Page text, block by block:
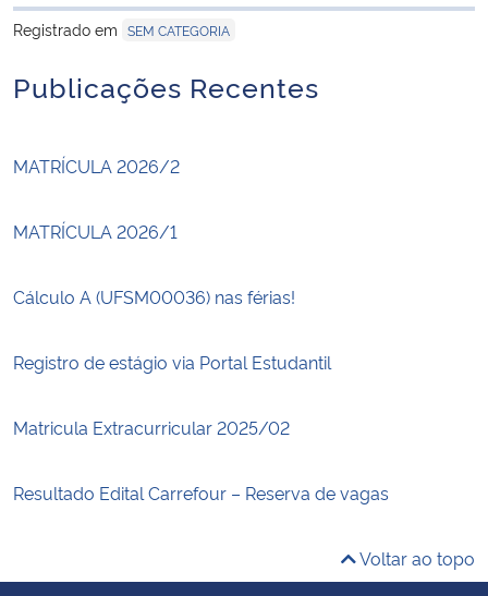
para área de
Registrado em SEM CATEGORIA
Publicações Recentes
MATRÍCULA 2026/2
MATRÍCULA 2026/1
Cálculo A (UFSM00036) nas férias!
Registro de estágio via Portal Estudantil
Matricula Extracurricular 2025/02
Resultado Edital Carrefour – Reserva de vagas
Voltar ao topo